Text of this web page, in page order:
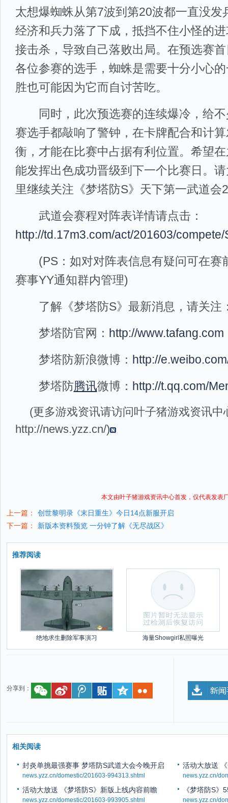
太想爆蜘蛛从第7波到第20波都一直没发
经济和兵力落了下成，抵挡不住小怪的
接击杀，导致自己落败出局。在预选赛
各位参赛的选手，蜘蛛是需要十分小心
胜也可能因为它而自讨苦吃。
同时，此次预选赛的连续爆冷，给不
赛选手都敲响了警钟，在卡牌配合和计
衡，才能在比赛中占据有利位置。希望
能发挥出色成功晋级到下一个比赛日。
里继续关注《梦塔防S》天下第一武道会
武道会赛程对阵表详情请点击：
http://td.17m3.com/act/201603/
(PS：如对对阵表信息有疑问可在赛
赛事YY通知群内管理)
了解《梦塔防S》最新消息，请关注
梦塔防官网： http://www.tafang.com
梦塔防新浪微博： http://
梦塔防腾讯微博： http://t.qq.com/
(更多游戏资讯请访问叶子猪游戏资讯中
http://news.yzz.cn/)
本文由叶子猪游戏资讯中心首发，仅代表发表
上一篇：
创世黎明录《末日重生》今日14点新服开启
下一篇：
新版本资料预览 一分钟了解《无尽战区》
推荐阅读
绝地求生删除军事演习 海量Showgirl私照曝光
分享到：
相关阅读
封炎单挑最强赛事 梦塔防S武道大会今晚开启
news.yzz.cn/domestic/201603-994313.shtml
活动大放送
news.yzz.cn/
活动大放送 《梦塔防S》新版上线内容前瞻
news.yzz.cn/domestic/201603-993905.shtml
《梦塔防S
news.yzz.cn/